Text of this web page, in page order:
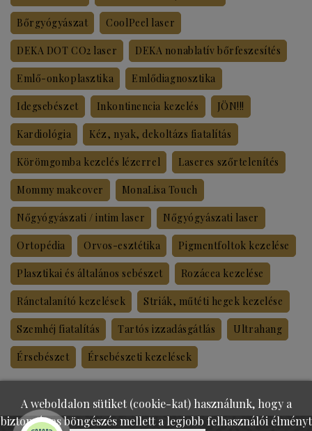
Bőrgyógyászat CoolPeel laser
DEKA DOT CO2 laser DEKA nonablatív bőrfeszesítés
Emlő-onkoplasztika Emlődiagnosztika
Idegsebészet Inkontinencia kezelés JÖN!!!
Kardiológia Kéz, nyak, dekoltázs fiatalítás
Körömgomba kezelés lézerrel Laseres szőrtelenítés
Mommy makeover MonaLisa Touch
Nőgyógyászati / intim laser Nőgyógyászati laser
Ortopédia Orvos-esztétika Pigmentfoltok kezelése
Plasztikai és általános sebészet Rozácea kezelése
Ránctalanító kezelések Striák, műtéti hegek kezelése
Szemhéj fiatalítás Tartós izzadásgátlás Ultrahang
Érsebészet Érsebészeti kezelések
A weboldalon sütiket (cookie-kat) használunk, hogy a
biztonságos böngészés mellett a legjobb felhasználói élményt